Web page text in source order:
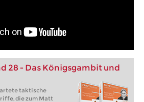
28 - Das Königsgambit und
taktische
die zum Matt